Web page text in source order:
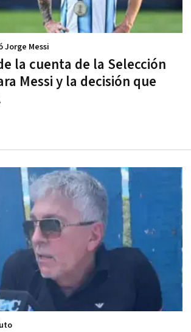
la cuenta de la Selección
Messi y la decisión que
Jorge Messi